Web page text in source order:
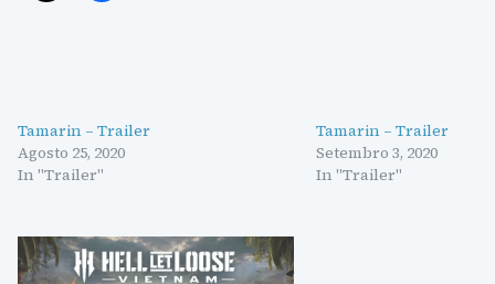
Tamarin – Trailer
Agosto 25, 2020
In "Trailer"
Tamarin – Trailer
Setembro 3, 2020
In "Trailer"